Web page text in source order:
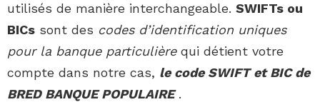
utilisés de manière interchangeable. SWIFTs ou
BICs sont des codes d’identification uniques
pour la banque particulière qui détient votre
compte dans notre cas, le code SWIFT et BIC de
BRED BANQUE POPULAIRE.